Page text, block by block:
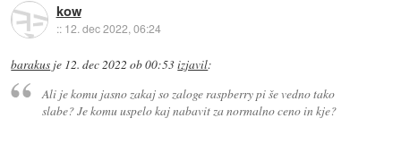
kow
:: 12. dec 2022, 06:24
barakus je 12. dec 2022 ob 00:53izjavil:
Ali je komu jasno zakaj so zaloge raspberry pi še vedno tako
slabe? Je komu uspelo kaj nabavit za normalno ceno in kje?